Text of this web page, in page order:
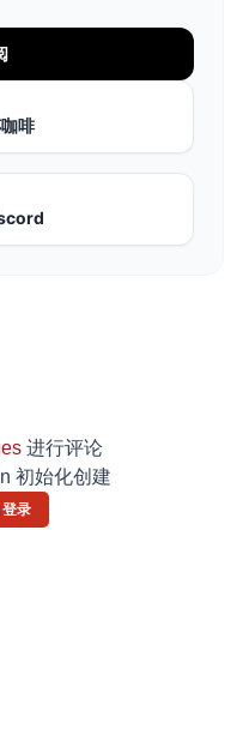
啡
进行评论
初始化创建
录